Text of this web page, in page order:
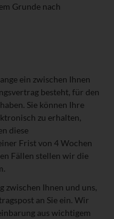
Grunde nach
ein zwischen Ihnen
besteht, für den
Sie können Ihre
zu erhalten,
diese
Frist von 4 Wochen
Fällen stellen wir die
zwischen Ihnen und uns,
an Sie ein. Wir
aus wichtigem